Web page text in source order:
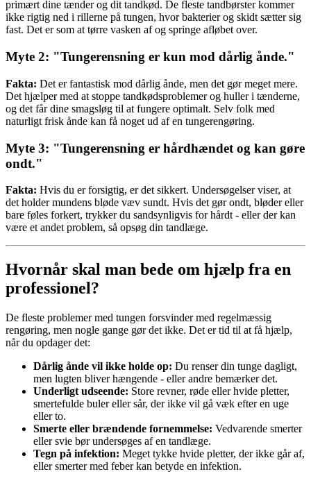
primært dine tænder og dit tandkød. De fleste tandbørster kommer
ikke rigtig ned i rillerne på tungen, hvor bakterier og skidt sætter sig
fast. Det er som at tørre vasken af og springe afløbet over.
Myte 2: "Tungerensning er kun mod dårlig ånde."
Fakta: Det er fantastisk mod dårlig ånde, men det gør meget mere.
Det hjælper med at stoppe tandkødsproblemer og huller i tænderne,
og det får dine smagsløg til at fungere optimalt. Selv folk med
naturligt frisk ånde kan få noget ud af en tungerengøring.
Myte 3: "Tungerensning er hårdhændet og kan gøre
ondt."
Fakta: Hvis du er forsigtig, er det sikkert. Undersøgelser viser, at
det holder mundens bløde væv sundt. Hvis det gør ondt, bløder eller
bare føles forkert, trykker du sandsynligvis for hårdt - eller der kan
være et andet problem, så opsøg din tandlæge.
Hvornår skal man bede om hjælp fra en
professionel?
De fleste problemer med tungen forsvinder med regelmæssig
rengøring, men nogle gange gør det ikke. Det er tid til at få hjælp,
når du opdager det:
Dårlig ånde vil ikke holde op: Du renser din tunge dagligt,
men lugten bliver hængende - eller andre bemærker det.
Underligt udseende: Store revner, røde eller hvide pletter,
smertefulde buler eller sår, der ikke vil gå væk efter en uge
eller to.
Smerte eller brændende fornemmelse: Vedvarende smerter
eller svie bør undersøges af en tandlæge.
Tegn på infektion: Meget tykke hvide pletter, der ikke går af,
eller smerter med feber kan betyde en infektion.